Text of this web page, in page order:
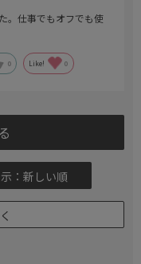
。仕事でもオフでも使
0 Like! 0
：新しい順